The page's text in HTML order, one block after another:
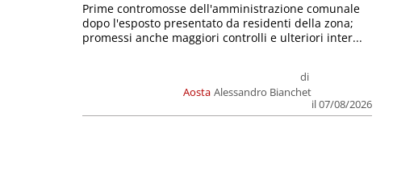
Aosta
di
Alessandro Bianchet
il 07/08/2026
Prime contromosse dell'amministrazione comunale
dopo l'esposto presentato da residenti della zona;
promessi anche maggiori controlli e ulteriori inter...